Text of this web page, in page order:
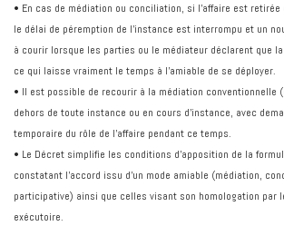
• En cas de médiation ou conciliation, si l'affaire est
le délai de péremption de l'instance est interrompu et un
à courir lorsque les parties ou le médiateur déclarent que
ce qui laisse vraiment le temps à l'amiable de se déployer.
• Il est possible de recourir à la médiation conventionnelle
dehors de toute instance ou en cours d’instance, avec
temporaire du rôle de l’affaire pendant ce temps.
• Le Décret simplifie les conditions d’apposition de la
constatant l’accord issu d’un mode amiable (médiation,
participative) ainsi que celles visant son homologation par
exécutoire.